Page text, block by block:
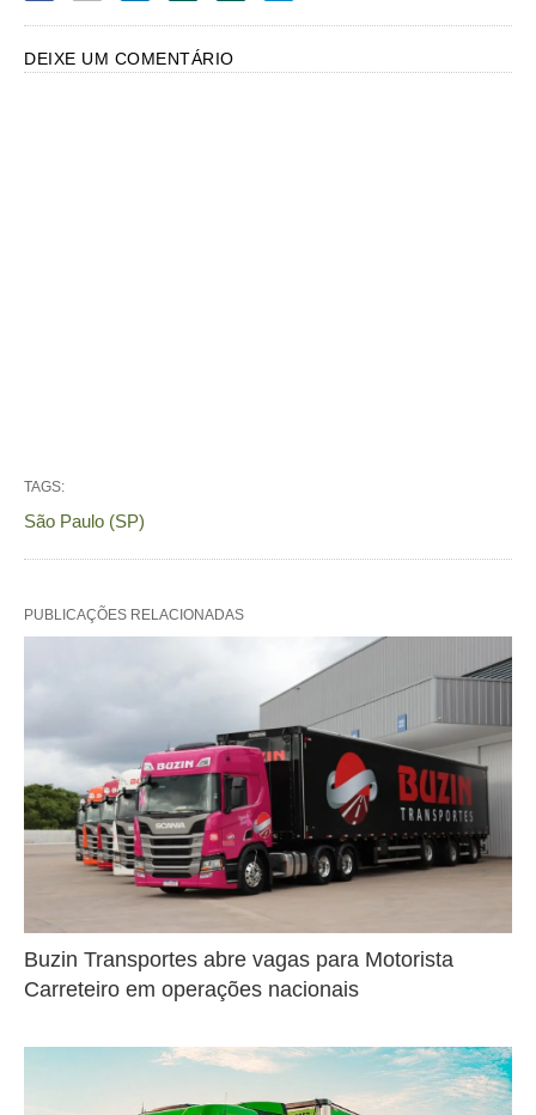
DEIXE UM COMENTÁRIO
TAGS:
São Paulo (SP)
PUBLICAÇÕES RELACIONADAS
Buzin Transportes abre vagas para Motorista
Carreteiro em operações nacionais